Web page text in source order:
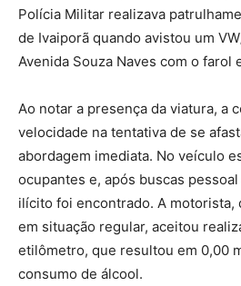
Polícia Militar realizava
de Ivaiporã quando avistou um
Avenida Souza Naves com o farol
Ao notar a presença da viatura, a
velocidade na tentativa de se
abordagem imediata. No veículo
ocupantes e, após buscas
ilícito foi encontrado. A motorista,
em situação regular, aceitou
etilômetro, que resultou em 0,00
consumo de álcool.